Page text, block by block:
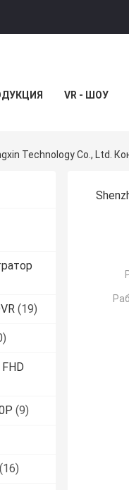
VR - ШОУ
Technology Co., Ltd.
(19)
(9)
(16)